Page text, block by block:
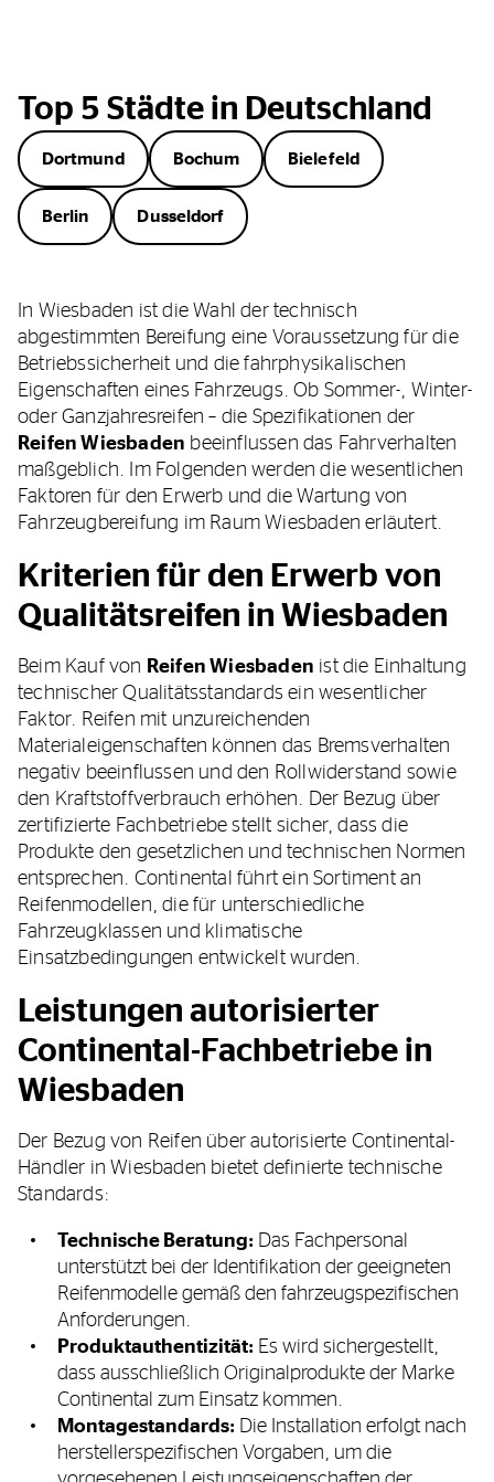
Top 5 Städte in Deutschland
Dortmund Bochum Bielefeld
Berlin Dusseldorf
In Wiesbaden ist die Wahl der technisch
abgestimmten Bereifung eine Voraussetzung für die
Betriebssicherheit und die fahrphysikalischen
Eigenschaften eines Fahrzeugs. Ob Sommer-, Winter-
oder Ganzjahresreifen – die Spezifikationen der
Reifen Wiesbaden beeinflussen das Fahrverhalten
maßgeblich. Im Folgenden werden die wesentlichen
Faktoren für den Erwerb und die Wartung von
Fahrzeugbereifung im Raum Wiesbaden erläutert.
Kriterien für den Erwerb von
Qualitätsreifen in Wiesbaden
Beim Kauf von Reifen Wiesbaden ist die Einhaltung
technischer Qualitätsstandards ein wesentlicher
Faktor. Reifen mit unzureichenden
Materialeigenschaften können das Bremsverhalten
negativ beeinflussen und den Rollwiderstand sowie
den Kraftstoffverbrauch erhöhen. Der Bezug über
zertifizierte Fachbetriebe stellt sicher, dass die
Produkte den gesetzlichen und technischen Normen
entsprechen. Continental führt ein Sortiment an
Reifenmodellen, die für unterschiedliche
Fahrzeugklassen und klimatische
Einsatzbedingungen entwickelt wurden.
Leistungen autorisierter
Continental-Fachbetriebe in
Wiesbaden
Der Bezug von Reifen über autorisierte Continental-
Händler in Wiesbaden bietet definierte technische
Standards:
Technische Beratung: Das Fachpersonal
unterstützt bei der Identifikation der geeigneten
Reifenmodelle gemäß den fahrzeugspezifischen
Anforderungen.
Produktauthentizität: Es wird sichergestellt,
dass ausschließlich Originalprodukte der Marke
Continental zum Einsatz kommen.
Montagestandards: Die Installation erfolgt nach
herstellerspezifischen Vorgaben, um die